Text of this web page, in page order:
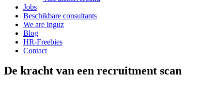
Jobs
Beschikbare consultants
We are Inguz
Blog
HR-Freebies
Contact
De kracht van een recruitment scan